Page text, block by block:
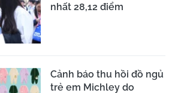
nhất 28,12 điểm
Cảnh báo thu hồi đồ ngủ
trẻ em Michley do